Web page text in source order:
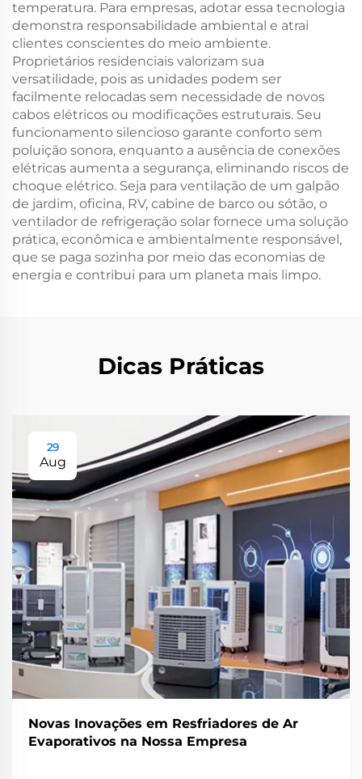
temperatura. Para empresas, adotar essa tecnologia
demonstra responsabilidade ambiental e atrai
clientes conscientes do meio ambiente.
Proprietários residenciais valorizam sua
versatilidade, pois as unidades podem ser
facilmente relocadas sem necessidade de novos
cabos elétricos ou modificações estruturais. Seu
funcionamento silencioso garante conforto sem
poluição sonora, enquanto a ausência de conexões
elétricas aumenta a segurança, eliminando riscos de
choque elétrico. Seja para ventilação de um galpão
de jardim, oficina, RV, cabine de barco ou sótão, o
ventilador de refrigeração solar fornece uma solução
prática, econômica e ambientalmente responsável,
que se paga sozinha por meio das economias de
energia e contribui para um planeta mais limpo.
Dicas Práticas
29
Aug
Novas Inovações em Resfriadores de Ar
Evaporativos na Nossa Empresa